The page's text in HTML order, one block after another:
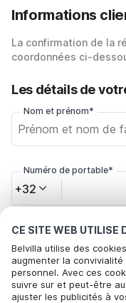
CE SITE WEB UTILISE
Belvilla utilise des
augmenter la
personnel. Avec ces
suivre sur et peut-être
ajuster les publicités à
Informations
La confirmation de la
coordonnées ci-
Les détails de
Nom et prénom*
Numéro de portable*
+32
Votre adresse e-mail*
Cliquez ici pour vous
pouvez vous